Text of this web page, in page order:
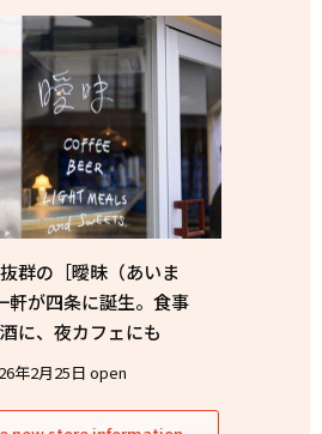
群の［曖昧（あいま
軒が四条に誕生。食事
に、夜カフェにも
年2月25日 open